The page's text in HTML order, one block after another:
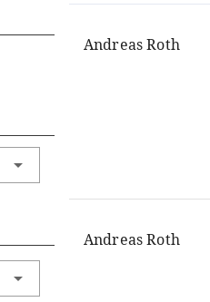
arrow_drop_down
arrow_drop_down
Andreas Roth
Andreas Roth